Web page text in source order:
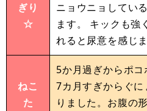
ぎり
☆
ニョウニョしてい
ます。 キックも強
れると尿意を感じま
ねこ
た
5か月過ぎからポ
7カ月すぎからぐ
りました。お腹の